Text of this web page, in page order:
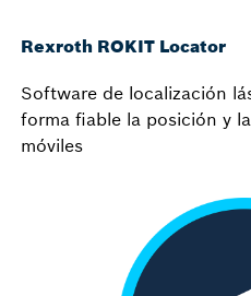
Rexroth ROKIT Locator
Software de localización
forma fiable la posición y
móviles